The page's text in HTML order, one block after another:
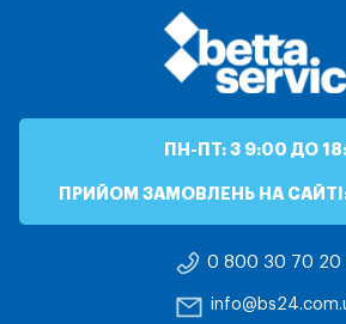
ПН-ПТ: З 9:00 ДО
ПРИЙОМ ЗАМОВЛЕНЬ НА
0 800 30 70 20